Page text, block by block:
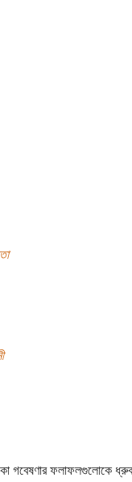
গবেষণার ফলাফলগুলোকে